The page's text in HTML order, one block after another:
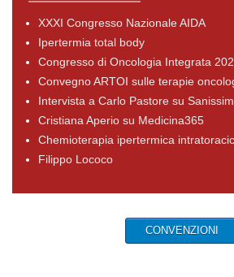
XXXI Congresso Nazionale AIDA
Ipertermia total body
Congresso di Oncologia Integrata
Convegno ARTOI sulle terapie
Intervista a Carlo Pastore su
Cristiana Aperio su Medicina365
Chemioterapia ipertermica
Filippo Lococo
CONVENZIONI